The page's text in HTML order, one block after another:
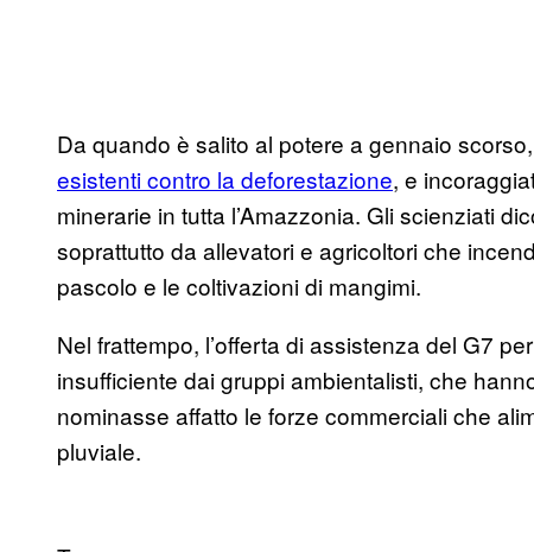
Da quando è salito al potere a gennaio
esistenti contro la deforestazione, e
minerarie in tutta l’Amazzonia. Gli scienziati
soprattutto da allevatori e agricoltori che
pascolo e le coltivazioni di mangimi.
Nel frattempo, l’offerta di assistenza del G7
insufficiente dai gruppi ambientalisti, che
nominasse affatto le forze commerciali che
pluviale.